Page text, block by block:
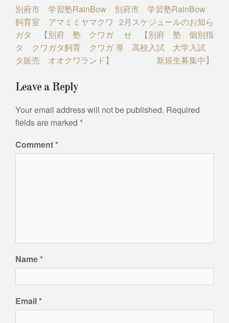
Post
navigation
別府市 学習塾RainBow
飼育室 アマミミヤマクワ
ガタ 【別府 塾 クワガ
タ クワガタ飼育 クワガ
タ販売 オオクワランド】
別府市 学習塾RainBow
2月スケジュールのお知ら
せ 【別府 塾 個別指
導 高校入試 大学入試
新規生募集中】
Leave a Reply
Your email address will not be published. Required
fields are marked *
Comment*
Name*
Email*